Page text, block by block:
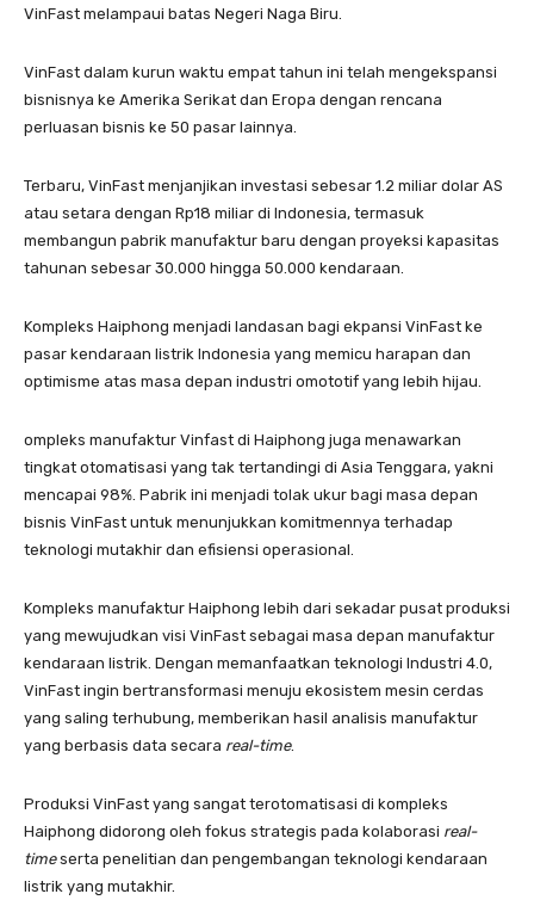
VinFast melampaui batas Negeri Naga Biru.
VinFast dalam kurun waktu empat tahun ini telah mengekspansi
bisnisnya ke Amerika Serikat dan Eropa dengan rencana
perluasan bisnis ke 50 pasar lainnya.
Terbaru, VinFast menjanjikan investasi sebesar 1.2 miliar dolar AS
atau setara dengan Rp18 miliar di Indonesia, termasuk
membangun pabrik manufaktur baru dengan proyeksi kapasitas
tahunan sebesar 30.000 hingga 50.000 kendaraan.
Kompleks Haiphong menjadi landasan bagi ekpansi VinFast ke
pasar kendaraan listrik Indonesia yang memicu harapan dan
optimisme atas masa depan industri omototif yang lebih hijau.
ompleks manufaktur Vinfast di Haiphong juga menawarkan
tingkat otomatisasi yang tak tertandingi di Asia Tenggara, yakni
mencapai 98%. Pabrik ini menjadi tolak ukur bagi masa depan
bisnis VinFast untuk menunjukkan komitmennya terhadap
teknologi mutakhir dan efisiensi operasional.
Kompleks manufaktur Haiphong lebih dari sekadar pusat produksi
yang mewujudkan visi VinFast sebagai masa depan manufaktur
kendaraan listrik. Dengan memanfaatkan teknologi Industri 4.0,
VinFast ingin bertransformasi menuju ekosistem mesin cerdas
yang saling terhubung, memberikan hasil analisis manufaktur
yang berbasis data secara real-time.
Produksi VinFast yang sangat terotomatisasi di kompleks
Haiphong didorong oleh fokus strategis pada kolaborasi real-
timeserta penelitian dan pengembangan teknologi kendaraan
listrik yang mutakhir.